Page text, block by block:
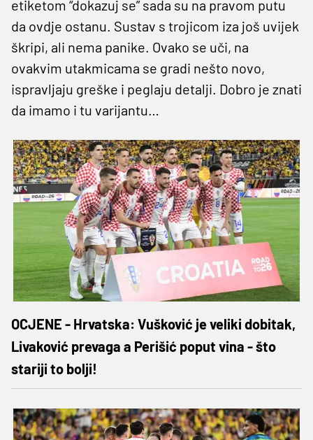
etiketom “dokazuj se” sada su na pravom putu
da ovdje ostanu. Sustav s trojicom iza još uvijek
škripi, ali nema panike. Ovako se uči, na
ovakvim utakmicama se gradi nešto novo,
ispravljaju greške i peglaju detalji. Dobro je znati
da imamo i tu varijantu…
OCJENE - Hrvatska: Vušković je veliki dobitak,
Livaković prevaga a Perišić poput vina - što
stariji to bolji!